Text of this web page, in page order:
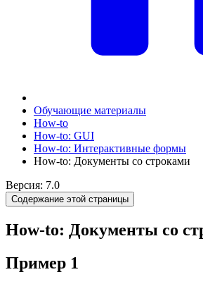
Обучающие материалы
How-to
How-to: GUI
How-to: Интерактивные формы
How-to: Документы со строками
Версия: 7.0
Содержание этой страницы
How-to: Документы со
Пример 1